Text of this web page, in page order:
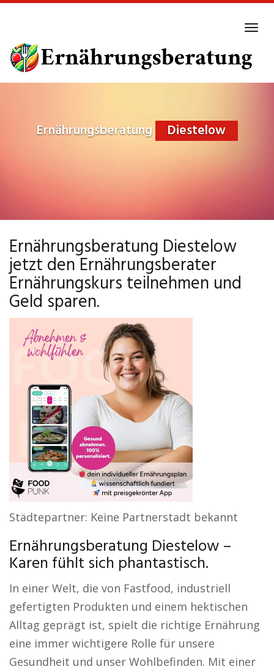
main
content
Ernährungsberatung Diestelow
Ernährungsberatung Diestelow
jetzt den Ernährungsberater
Ernährungskurs teilnehmen und
Geld sparen.
Städtepartner: Keine Partnerstadt bekannt
Ernährungsberatung Diestelow –
Karen fühlt sich phantastisch.
In einer Welt, die von Fastfood, industriell
gefertigten Produkten und einem hektischen
Alltag geprägt ist, spielt die richtige Ernährung
eine immer wichtigere Rolle für unsere
Gesundheit und unser Wohlbefinden. Mit einer